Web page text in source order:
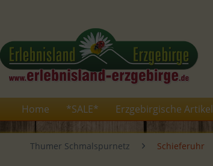
Home *SALE* Erzgebirgische Artikel
Thumer Schmalspurnetz Schieferuhr